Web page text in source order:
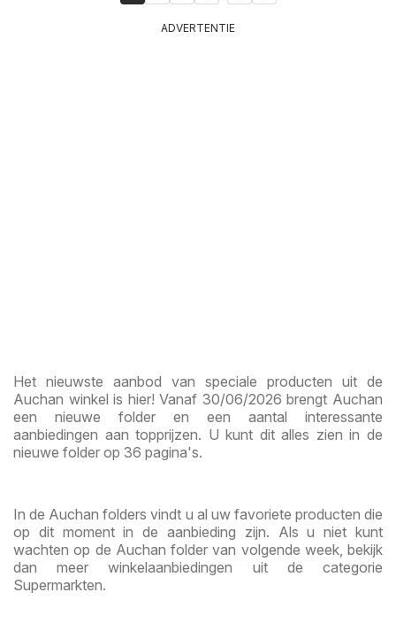
ADVERTENTIE
Het nieuwste aanbod van speciale producten uit de
Auchan winkel is hier! Vanaf 30/06/2026 brengt Auchan
een nieuwe folder en een aantal interessante
aanbiedingen aan topprijzen. U kunt dit alles zien in de
nieuwe folder op 36 pagina's.
In de Auchan folders vindt u al uw favoriete producten die
op dit moment in de aanbieding zijn. Als u niet kunt
wachten op de Auchan folder van volgende week, bekijk
dan meer winkelaanbiedingen uit de categorie
Supermarkten.